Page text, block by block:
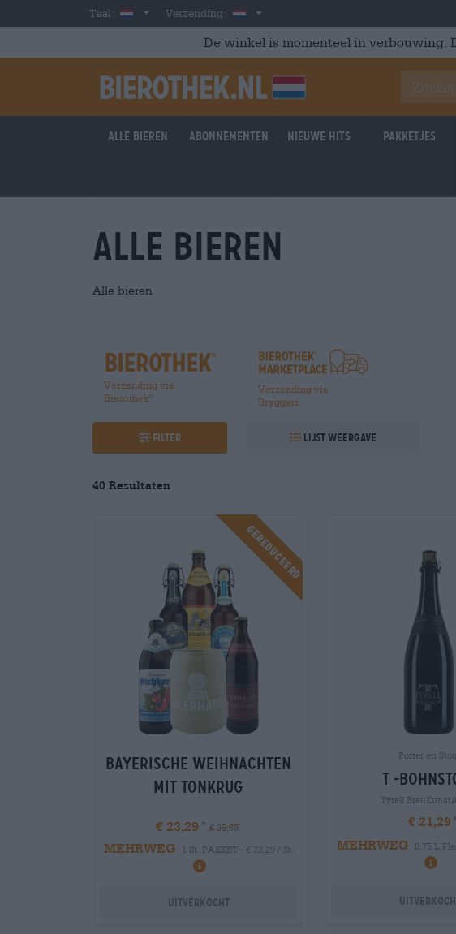
Skip to main content
Taal: DutchVerzending: Nederland
De winkel is momenteel in verbouwing.
Alle bieren Abonnementen Nieuwe hits Pakketjes
Alle bieren
Alle bieren
Verzending via
Bierothek®
Verzending via
Bryggeri
Filter Lijst weergave
40 Resultaten
Gereduceerd
bayerische weihnachten
mit tonkrug
€ 23,29 € 25,69
MEHRWEG 1 St. PAKKET - € 23,29 / St.
Uitverkocht
Porter en
t -
Tyrell
€ 21,29
MEHRWEG
0,75 L